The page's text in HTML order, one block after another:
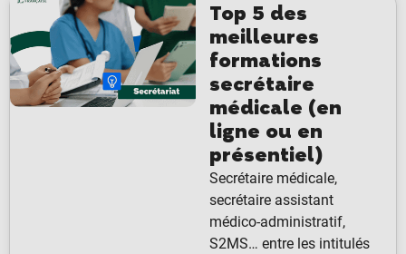
Top 5 des
meilleures
formations
secrétaire
médicale (en
ligne ou en
présentiel)
Secrétaire médicale,
secrétaire assistant
médico-administratif,
S2MS… entre les intitulés